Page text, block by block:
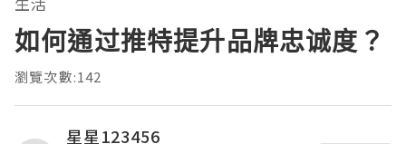
如何通过推特提升品牌忠诚度？
瀏覽次數:142
星星123456